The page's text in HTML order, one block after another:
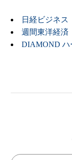
日経ビジネス
週間東洋経済
DIAMOND ハ